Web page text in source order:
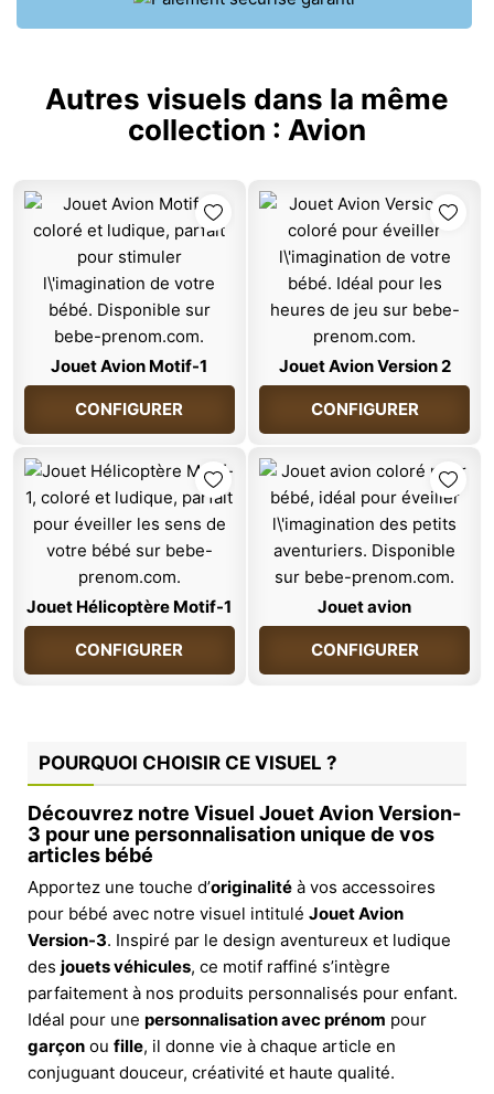
Autres visuels dans la même
collection : Avion
Jouet Avion Motif-1
CONFIGURER
Jouet Avion Version 2
CONFIGURER
Jouet Hélicoptère Motif-1
CONFIGURER
Jouet avion
CONFIGURER
POURQUOI CHOISIR CE VISUEL ?
Découvrez notre Visuel Jouet Avion Version-
3 pour une personnalisation unique de vos
articles bébé
Apportez une touche d’originalité à vos accessoires
pour bébé avec notre visuel intitulé Jouet Avion
Version-3. Inspiré par le design aventureux et ludique
des jouets véhicules, ce motif raffiné s’intègre
parfaitement à nos produits personnalisés pour enfant.
Idéal pour une personnalisation avec prénom pour
garçon ou fille, il donne vie à chaque article en
conjuguant douceur, créativité et haute qualité.